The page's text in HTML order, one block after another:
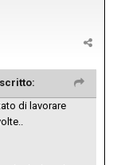
di lavorare